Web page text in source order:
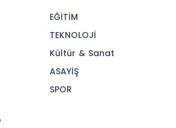
EĞİTİM
TEKNOLOJİ
Kültür & Sanat
ASAYİŞ
SPOR